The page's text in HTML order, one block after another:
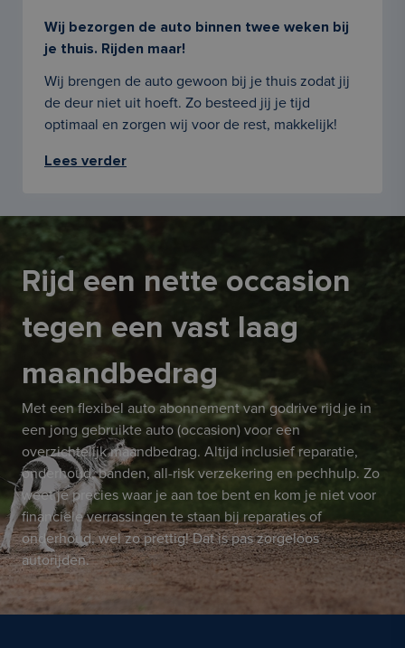
Wij bezorgen de auto binnen twee weken bij
je thuis. Rijden maar!
Wij brengen de auto gewoon bij je thuis zodat jij
de deur niet uit hoeft. Zo besteed jij je tijd
optimaal en zorgen wij voor de rest, makkelijk!
Lees verder
Rijd een nette occasion
tegen een vast laag
maandbedrag
Met een flexibel auto abonnement van godrive rijd je in
een jong gebruikte auto (occasion) voor een
overzichtelijk maandbedrag. Altijd inclusief reparatie,
onderhoud, banden, all-risk verzekering en pechhulp. Zo
weet je precies waar je aan toe bent en kom je niet voor
financiële verrassingen te staan bij reparaties of
onderhoud, wel zo prettig! Dat is pas zorgeloos
autorijden.